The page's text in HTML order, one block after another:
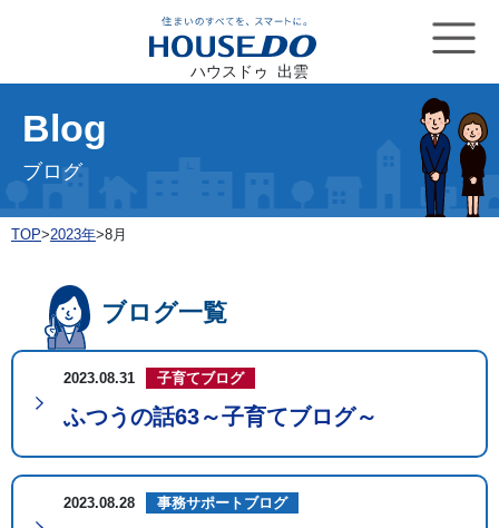
ハウスドゥ 出雲
Blog
ブログ
TOP>2023年>8月
ブログ一覧
2023.08.31 子育てブログ
ふつうの話63～子育てブログ～
2023.08.28 事務サポートブログ